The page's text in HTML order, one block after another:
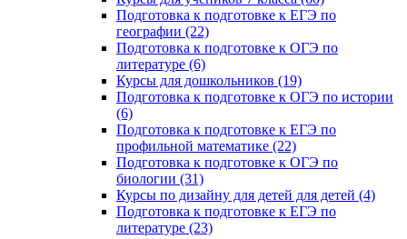
Подготовка к подготовке к ЕГЭ по
географии (22)
Подготовка к подготовке к ОГЭ по
литературе (6)
Курсы для дошкольников (19)
Подготовка к подготовке к ОГЭ по истории
(6)
Подготовка к подготовке к ЕГЭ по
профильной математике (22)
Подготовка к подготовке к ОГЭ по
биологии (31)
Курсы по дизайну для детей для детей (4)
Подготовка к подготовке к ЕГЭ по
литературе (23)